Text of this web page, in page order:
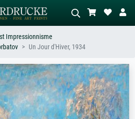
style –
Décrivez la scène – ex. prairie verte,
abstrait avec beaucoup de rouge,
tableau sombre, nu debout près d'un
arbre.
Impressionnisme
Un Jour d'Hiver, 1934